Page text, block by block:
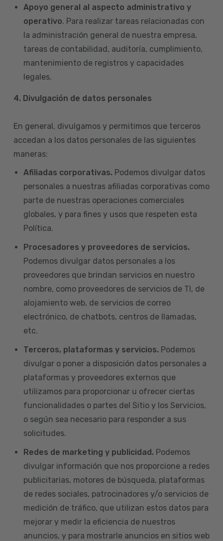
Apoyo general al aspecto administrativo y
operativo. Para realizar tareas relacionadas con
la administración general de nuestra empresa,
tareas de contabilidad, auditoría, cumplimiento,
mantenimiento de registros y capacidades
legales.
4. Divulgación de datos personales
En general, divulgamos y permitimos que terceros
accedan a los datos personales de las siguientes
maneras:
Afiliadas corporativas. Podemos divulgar datos
personales a nuestras afiliadas corporativas como
parte de nuestras operaciones comerciales
globales, y para fines y usos que respeten esta
Política.
Procesadores y proveedores de servicios.
Podemos divulgar datos personales a los
proveedores que brindan servicios en nuestro
nombre, como proveedores de servicios de TI, de
alojamiento web, de servicios de correo
electrónico, de chatbots, centros de llamadas,
etc.
Terceros, plataformas y servicios. Podemos
divulgar o poner a disposición datos personales a
plataformas y proveedores externos que
utilizamos para proporcionar u ofrecer ciertas
funcionalidades o partes del Sitio y los Servicios,
o según sea necesario para responder a sus
solicitudes.
Redes de marketing y publicidad. Podemos
divulgar información que nos proporcione a redes
publicitarias, motores de búsqueda, plataformas
de redes sociales, patrocinadores y/o servicios de
medición de tráfico, que utilizan estos datos para
mejorar y medir la eficiencia de nuestros
anuncios, y para mostrarle anuncios en sitios web